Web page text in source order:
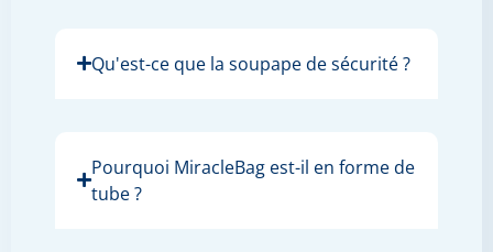
Qu'est-ce que la soupape de sécurité ?
Pourquoi MiracleBag est-il en forme de
tube ?